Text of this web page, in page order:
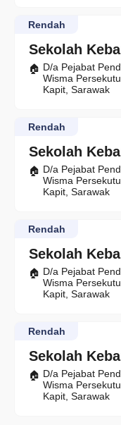
Sekolah
Rendah
D/a Pejabat
Wisma
Kapit, Sarawak
Sekolah
Rendah
D/a Pejabat
Wisma
Kapit, Sarawak
Sekolah
Rendah
D/a Pejabat
Wisma
Kapit, Sarawak
Sekolah
Rendah
D/a Pejabat
Wisma
Kapit, Sarawak